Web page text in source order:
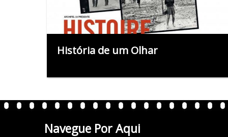
História de um Olhar
Navegue Por Aqui